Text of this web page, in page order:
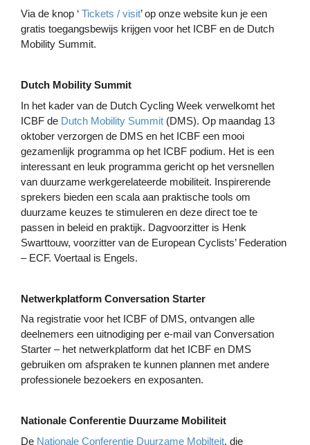
Via de knop ‘ Tickets / visit’ op onze website kun je een
gratis toegangsbewijs krijgen voor het ICBF en de Dutch
Mobility Summit.
Dutch Mobility Summit
In het kader van de Dutch Cycling Week verwelkomt het
ICBF de Dutch Mobility Summit (DMS). Op maandag 13
oktober verzorgen de DMS en het ICBF een mooi
gezamenlijk programma op het ICBF podium. Het is een
interessant en leuk programma gericht op het versnellen
van duurzame werkgerelateerde mobiliteit. Inspirerende
sprekers bieden een scala aan praktische tools om
duurzame keuzes te stimuleren en deze direct toe te
passen in beleid en praktijk. Dagvoorzitter is Henk
Swarttouw, voorzitter van de European Cyclists’ Federation
– ECF. Voertaal is Engels.
Netwerkplatform Conversation Starter
Na registratie voor het ICBF of DMS, ontvangen alle
deelnemers een uitnodiging per e-mail van Conversation
Starter – het netwerkplatform dat het ICBF en DMS
gebruiken om afspraken te kunnen plannen met andere
professionele bezoekers en exposanten.
Nationale Conferentie Duurzame Mobiliteit
De Nationale Conferentie Duurzame Mobilteit, die